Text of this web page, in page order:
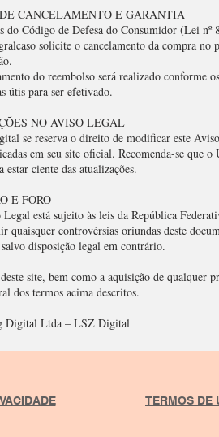
CANCELAMENTO E GARANTIA
do Código de Defesa do Consumidor (Lei
solicite o cancelamento da compra no
do reembolso será realizado conforme
útis para ser efetivado.
NO AVISO LEGAL
se reserva o direito de modificar este
em seu site oficial. Recomenda-se que
estar ciente das atualizações.
E FORO
está sujeito às leis da República
quaisquer controvérsias oriundas deste
disposição legal em contrário.
deste site, bem como a aquisição de
dos termos acima descritos.
Digital Ltda – LSZ Digital
TERMOS DE